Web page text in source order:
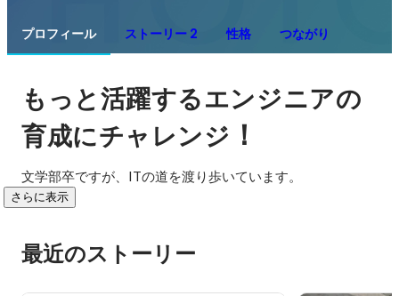
プロフィール ストーリー 2 性格 つながり
もっと活躍するエンジニアの
育成にチャレンジ ！
文学部卒ですが、ITの道を渡り歩いています。
さらに表示
最近のストーリー